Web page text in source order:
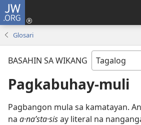
JW.ORG
Glosari
BASAHIN SA WIKANG
Pagkabuhay-muli
Pagbangon mula sa kamatayan.
na a·naʹsta·sisay literal na